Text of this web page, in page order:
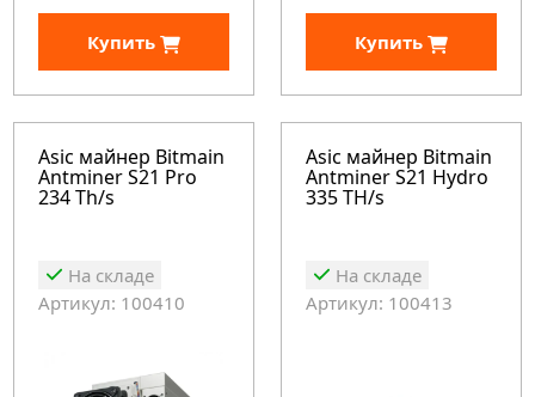
Купить Купить
Asic майнер Bitmain
Antminer S21 Pro
234 Th/s
На складе
Артикул: 100410
Asic майнер Bitmain
Antminer S21 Hydro
335 TH/s
На складе
Артикул: 100413